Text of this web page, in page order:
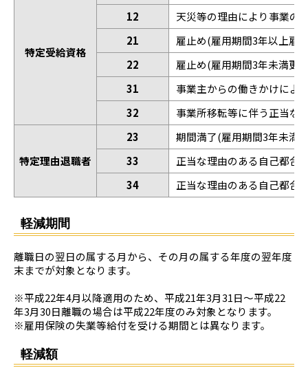
特定受給資格
12
天災等の理由により事業の
21
雇止め(雇用期間3年以上雇
22
雇止め(雇用期間3年未満更
31
事業主からの働きかけによ
32
事業所移転等に伴う正当な
特定理由退職者
23
期間満了(雇用期間3年未満
33
正当な理由のある自己都合
34
正当な理由のある自己都合
軽減期間
離職日の翌日の属する月から、その月の属する年度の翌年度
末までが対象となります。
※平成22年4月以降適用のため、平成21年3月31日～平成22
年3月30日離職の場合は平成22年度のみ対象となります。
※雇用保険の失業等給付を受ける期間とは異なります。
軽減額